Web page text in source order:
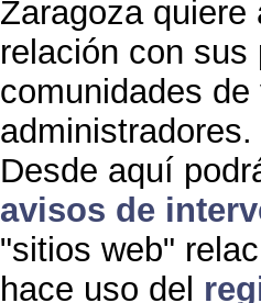
Zaragoza
relación con
comunidades
administradores.
Desde aquí
avisos de
"sitios web"
hace uso del